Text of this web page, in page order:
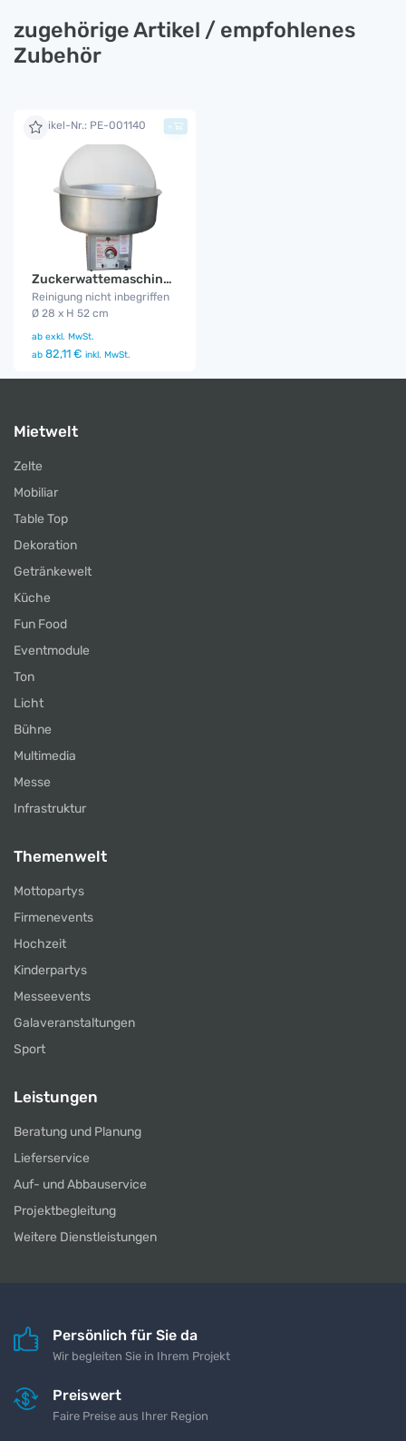
zugehörige Artikel / empfohlenes
Zubehör
Artikel-Nr.: PE-001140
Zuckerwattemaschine Mega Floss
Reinigung nicht inbegriffen
Ø 28 x H 52 cm
ab exkl. MwSt.
ab 82,11 € inkl. MwSt.
+
Mietwelt
Zelte
Mobiliar
Table Top
Dekoration
Getränkewelt
Küche
Fun Food
Eventmodule
Ton
Licht
Bühne
Multimedia
Messe
Infrastruktur
Themenwelt
Mottopartys
Firmenevents
Hochzeit
Kinderpartys
Messeevents
Galaveranstaltungen
Sport
Leistungen
Beratung und Planung
Lieferservice
Auf- und Abbauservice
Projektbegleitung
Weitere Dienstleistungen
Persönlich für Sie da
Wir begleiten Sie in Ihrem Projekt
Preiswert
Faire Preise aus Ihrer Region